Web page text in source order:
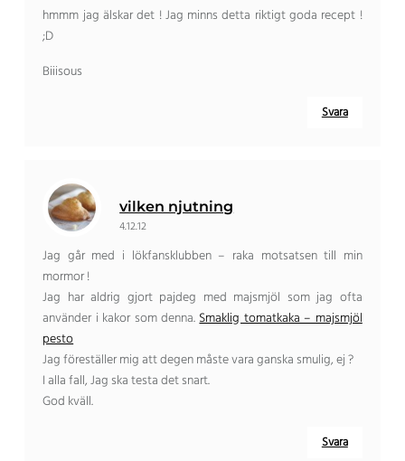
hmmm jag älskar det ! Jag minns detta riktigt goda recept !
;D
Biiisous
Svara
vilken njutning
4.12.12
Jag går med i lökfansklubben – raka motsatsen till min
mormor !
Jag har aldrig gjort pajdeg med majsmjöl som jag ofta
använder i kakor som denna.Smaklig tomatkaka – majsmjöl
pesto
Jag föreställer mig att degen måste vara ganska smulig, ej ?
I alla fall, Jag ska testa det snart.
God kväll.
Svara